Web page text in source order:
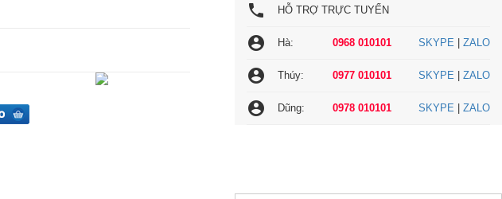
local_phone HỖ TRỢ TRỰC TUYẾN
account_circle Hà: 0968 010101 SKYPE ZALO
account_circle Thúy: 0977 010101 SKYPE ZALO
account_circle Dũng: 0978 010101 SKYPE ZALO